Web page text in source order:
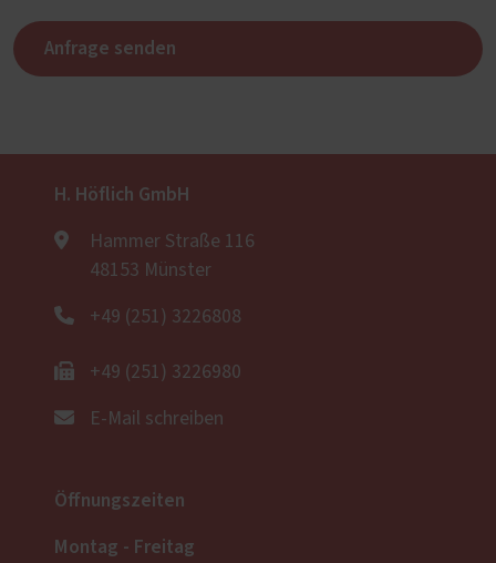
Anfrage senden
H. Höflich GmbH
Hammer Straße 116
48153 Münster
+49 (251) 3226808
+49 (251) 3226980
E-Mail schreiben
Öffnungszeiten
Montag - Freitag